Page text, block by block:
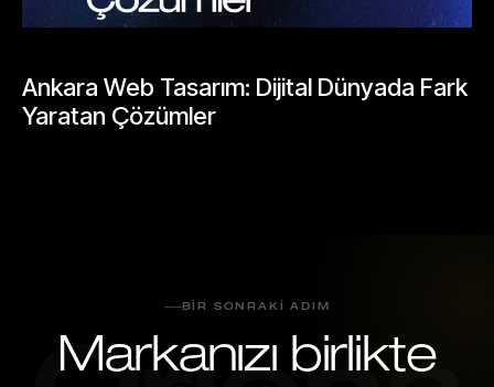
Ankara Web Tasarım: Dijital Dünyada Fark
Yaratan Çözümler
BIR SONRAKI ADIM
Markanızı birlikte